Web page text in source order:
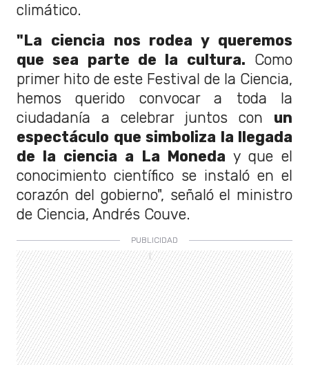
climático.
"La ciencia nos rodea y queremos
que sea parte de la cultura. Como
primer hito de este Festival de la Ciencia,
hemos querido convocar a toda la
ciudadanía a celebrar juntos con un
espectáculo que simboliza la llegada
de la ciencia a La Moneda y que el
conocimiento científico se instaló en el
corazón del gobierno", señaló el ministro
de Ciencia, Andrés Couve.